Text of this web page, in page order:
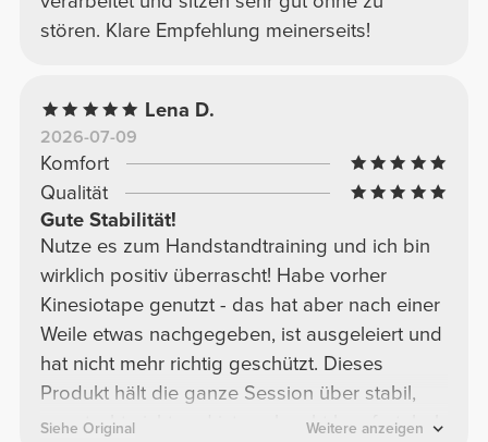
stören. Klare Empfehlung meinerseits!
Lena D.
2026-07-09
Komfort
Qualität
Gute Stabilität!
Nutze es zum Handstandtraining und ich bin
wirklich positiv überrascht! Habe vorher
Kinesiotape genutzt - das hat aber nach einer
Weile etwas nachgegeben, ist ausgeleiert und
hat nicht mehr richtig geschützt. Dieses
Produkt hält die ganze Session über stabil,
verrutscht nicht und ist auch echt komfortabel,
Siehe Original Weitere anzeigen